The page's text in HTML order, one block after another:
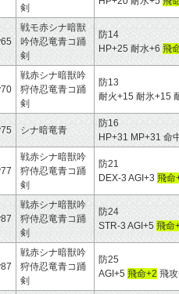
剣
戦モ赤シナ暗獣
吟侍忍竜青コ踊
剣
防14
HP+25 耐水+6 飛
戦赤シナ暗獣吟
狩侍忍竜青コ踊
剣
防13
耐火+15 耐氷+15
シナ暗竜青
防16
HP+31 MP+31 命
戦赤シナ暗獣吟
狩侍忍竜青コ踊
剣
防21
DEX-3 AGI+3 飛命
戦赤シナ暗獣吟
狩侍忍竜青コ踊
剣
防24
STR-3 AGI+5 飛命
戦赤シナ暗獣吟
狩侍忍竜青コ踊
剣
防25
AGI+5 飛命+2 飛